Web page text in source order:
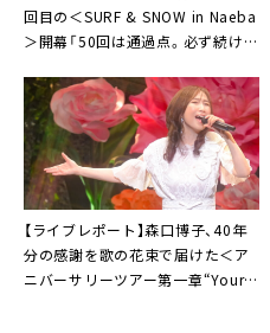
回目の＜SURF & SNOW in Naeba
＞開幕「50回は通過点。必ず続けま
【ライブレポート】森口博子、40年
分の感謝を歌の花束で届けた＜ア
ニバーサリーツアー第一章“Your